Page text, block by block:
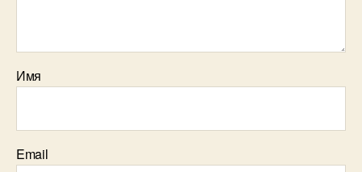
Имя
Email